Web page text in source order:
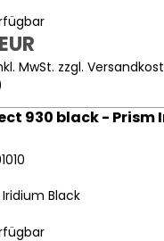
MwSt. zzgl.
930 black - Prism
Black